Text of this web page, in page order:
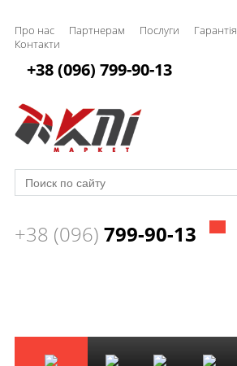
Про нас Партнерам Послуги Гарантія
Контакти
+38 (096) 799-90-13
+38 (096) 799-90-13